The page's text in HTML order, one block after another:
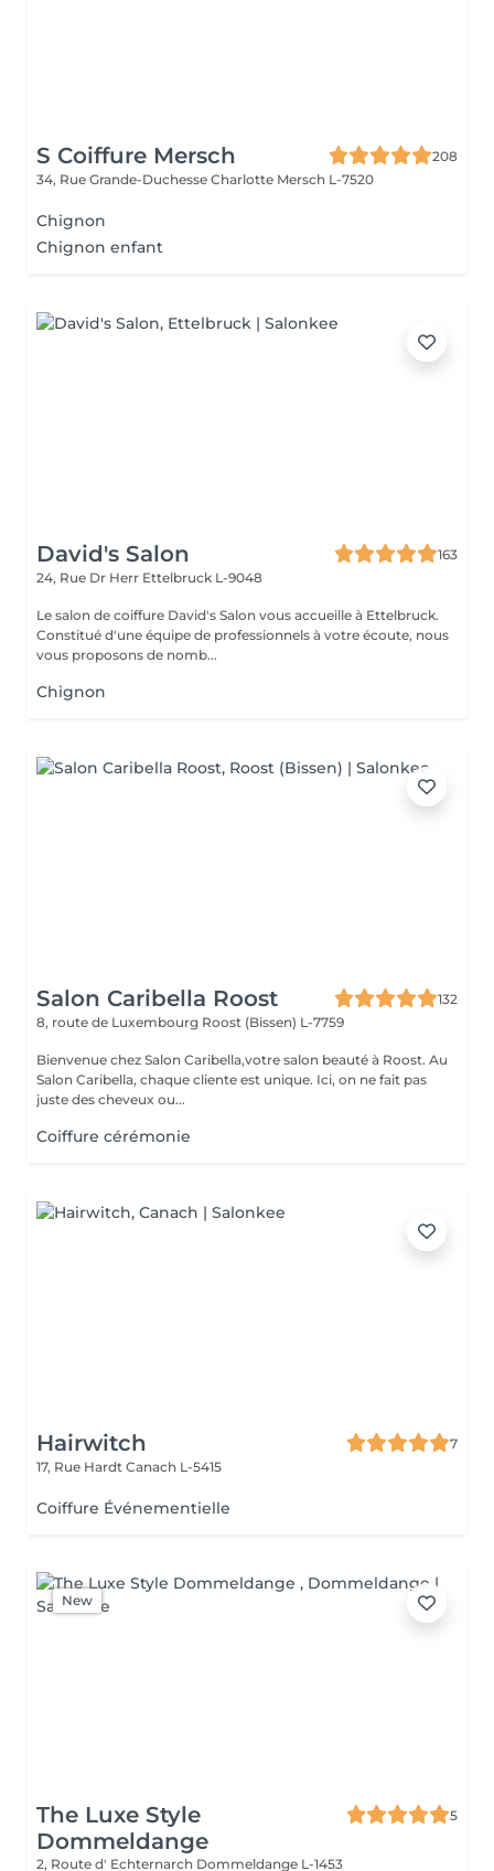
S Coiffure Mersch
208
34, Rue Grande-Duchesse Charlotte Mersch L-7520
Chignon
Chignon enfant
David's Salon
163
24, Rue Dr Herr Ettelbruck L-9048
Le salon de coiffure David's Salon vous accueille à Ettelbruck.
Constitué d'une équipe de professionnels à votre écoute, nous
vous proposons de nomb...
Chignon
Salon Caribella Roost
132
8, route de Luxembourg Roost (Bissen) L-7759
Bienvenue chez Salon Caribella,votre salon beauté à Roost. Au
Salon Caribella, chaque cliente est unique. Ici, on ne fait pas
juste des cheveux ou...
Coiffure cérémonie
Hairwitch
7
17, Rue Hardt Canach L-5415
Coiffure Événementielle
New
The Luxe Style
Dommeldange
5
2, Route d' Echternarch Dommeldange L-1453